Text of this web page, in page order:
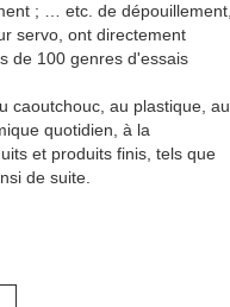
; … etc. de dépouillement,
servo, ont directement
de 100 genres d'essais
caoutchouc, au plastique, au
quotidien, à la
et produits finis, tels que
de suite.